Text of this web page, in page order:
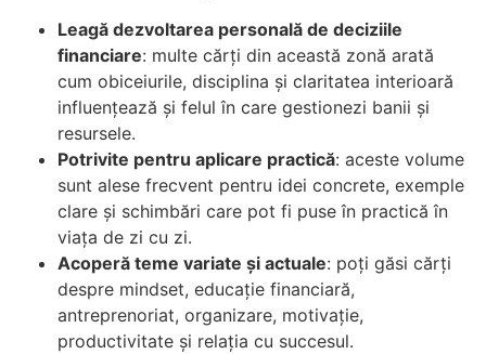
Leagă dezvoltarea personală de deciziile
financiare: multe cărți din această zonă arată
cum obiceiurile, disciplina și claritatea interioară
influențează și felul în care gestionezi banii și
resursele.
Potrivite pentru aplicare practică: aceste volume
sunt alese frecvent pentru idei concrete, exemple
clare și schimbări care pot fi puse în practică în
viața de zi cu zi.
Acoperă teme variate și actuale: poți găsi cărți
despre mindset, educație financiară,
antreprenoriat, organizare, motivație,
productivitate și relația cu succesul.